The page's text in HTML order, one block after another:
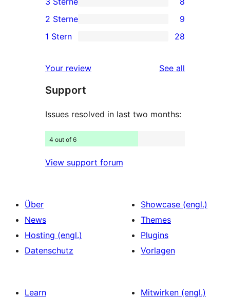
Sterne-
Rezensionen
4-
Sterne-
Rezensionen
8
3-
Sterne-
2-
Rezensionen
2 Sterne 9
28
Sterne-
Rezensionen
1 Stern 28
Your review See all
Support
Issues resolved in last two months:
4 out of 6
View support forum
Über
News
Hosting (engl.)
Datenschutz
Showcase (engl.)
Themes
Plugins
Vorlagen
Learn
Mitwirken (engl.)